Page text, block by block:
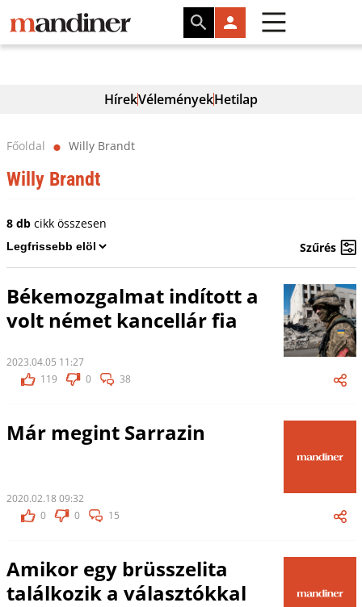
HírekVéleményekHetilap
Főoldal ⬤ Willy Brandt
Willy Brandt
8 dbcikk összesen
Szűrés
Békemozgalmat indított a
volt német kancellár fia
2023.04.05 11:27
119
0 38
Már megint Sarrazin
2020.02.18 09:32
0
0 15
Amikor egy brüsszelita
találkozik a választókkal